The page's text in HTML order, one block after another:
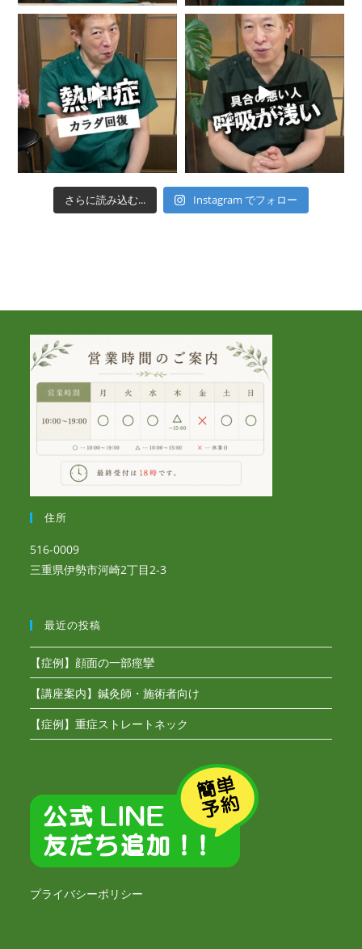
さらに読み込む... Instagram でフォロー
住所
516-0009
三重県伊勢市河崎2丁目2-3
最近の投稿
【症例】顔面の一部痙攣
【講座案内】鍼灸師・施術者向け
【症例】重症ストレートネック
プライバシーポリシー